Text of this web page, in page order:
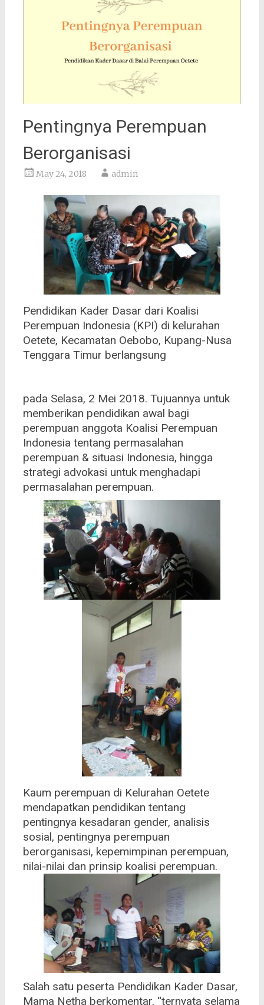
Pentingnya Perempuan
Berorganisasi
May 24, 2018 admin
Pendidikan Kader Dasar dari Koalisi
Perempuan Indonesia (KPI) di kelurahan
Oetete, Kecamatan Oebobo, Kupang-Nusa
Tenggara Timur berlangsung
pada Selasa, 2 Mei 2018. Tujuannya untuk
memberikan pendidikan awal bagi
perempuan anggota Koalisi Perempuan
Indonesia tentang permasalahan
perempuan & situasi Indonesia, hingga
strategi advokasi untuk menghadapi
permasalahan perempuan.
Kaum perempuan di Kelurahan Oetete
mendapatkan pendidikan tentang
pentingnya kesadaran gender, analisis
sosial, pentingnya perempuan
berorganisasi, kepemimpinan perempuan,
nilai-nilai dan prinsip koalisi perempuan.
Salah satu peserta Pendidikan Kader Dasar,
Mama Netha berkomentar, “ternyata selama